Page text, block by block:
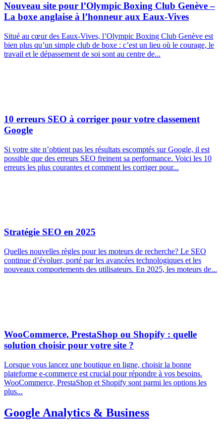
Nouveau site pour l’Olympic Boxing Club Genève –
La boxe anglaise à l’honneur aux Eaux-Vives
Situé au cœur des Eaux-Vives, l’Olympic Boxing Club Genève est
bien plus qu’un simple club de boxe : c’est un lieu où le courage, le
travail et le dépassement de soi sont au centre de...
10 erreurs SEO à corriger pour votre classement
Google
Si votre site n’obtient pas les résultats escomptés sur Google, il est
possible que des erreurs SEO freinent sa performance. Voici les 10
erreurs les plus courantes et comment les corriger pour...
Stratégie SEO en 2025
Quelles nouvelles règles pour les moteurs de recherche? Le SEO
continue d’évoluer, porté par les avancées technologiques et les
nouveaux comportements des utilisateurs. En 2025, les moteurs de...
WooCommerce, PrestaShop ou Shopify : quelle
solution choisir pour votre site ?
Lorsque vous lancez une boutique en ligne, choisir la bonne
plateforme e-commerce est crucial pour répondre à vos besoins.
WooCommerce, PrestaShop et Shopify sont parmi les options les
plus...
Google Analytics & Business